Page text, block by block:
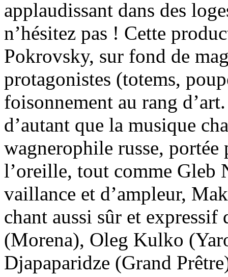
applaudissant dans des
n’hésitez pas ! Cette
Pokrovsky, sur fond de
protagonistes (totems,
foisonnement au rang
d’autant que la musique
wagnerophile russe, portée
l’oreille, tout comme
vaillance et d’ampleur,
chant aussi sûr et
(Morena), Oleg Kulko
Djapaparidze (Grand